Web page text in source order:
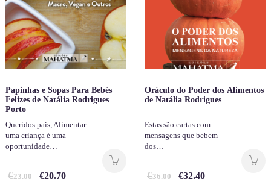
Papinhas e Sopas Para Bebés
Felizes de Natália Rodrigues
Porto
Queridos pais, Alimentar
uma criança é uma
oportunidade…
€23.00 €20.70
Oráculo do Poder dos Alimentos
de Natália Rodrigues
Estas são cartas com
mensagens que bebem
dos…
€36.00 €32.40